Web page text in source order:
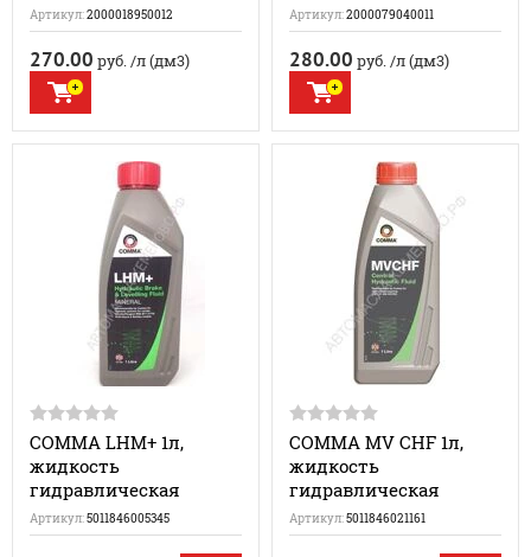
Артикул:2000018950012
270.00 руб./л (дм3)
Артикул:2000079040011
280.00 руб./л (дм3)
COMMA LHM+ 1л,
жидкость
гидравлическая
Артикул:5011846005345
COMMA MV CHF 1л,
жидкость
гидравлическая
Артикул:5011846021161